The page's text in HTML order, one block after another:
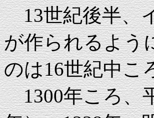
13世紀後半、
が作られるよ
のは16世紀中こ
1300年ころ、